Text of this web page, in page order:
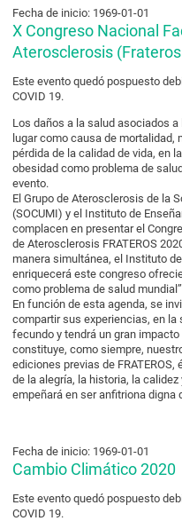
Fecha de inicio: 1969-01-01
X Congreso Nacional
Aterosclerosis
Este evento quedó pospuesto
COVID 19.
Los daños a la salud asociados
lugar como causa de mortalidad,
pérdida de la calidad de vida, en
obesidad como problema de
evento.
El Grupo de Aterosclerosis de la
(SOCUMI) y el Instituto de
complacen en presentar el
de Aterosclerosis FRATEROS
manera simultánea, el Instituto
enriquecerá este congreso
como problema de salud
En función de esta agenda, se
compartir sus experiencias, en
fecundo y tendrá un gran
constituye, como siempre,
ediciones previas de
de la alegría, la historia, la
empeñará en ser anfitriona digna
Fecha de inicio: 1969-01-01
Cambio Climático 2020
Este evento quedó pospuesto
COVID 19.